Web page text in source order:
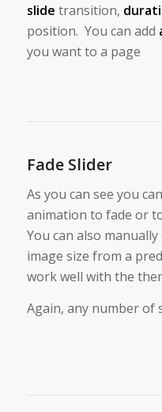
slide transition,
position. You can add
you want to a page
Fade Slider
As you can see you
animation to fade or
You can also
image size from a
work well with the
Again, any number of